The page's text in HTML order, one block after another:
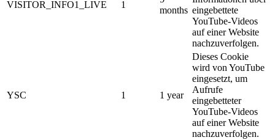
VISITOR_INFO1_LIVE 1
months eingebettete
YouTube-Videos
auf einer Website
nachzuverfolgen.
YSC 1 1 year
Dieses Cookie
wird von YouTube
eingesetzt, um
Aufrufe
eingebetteter
YouTube-Videos
auf einer Website
nachzuverfolgen.